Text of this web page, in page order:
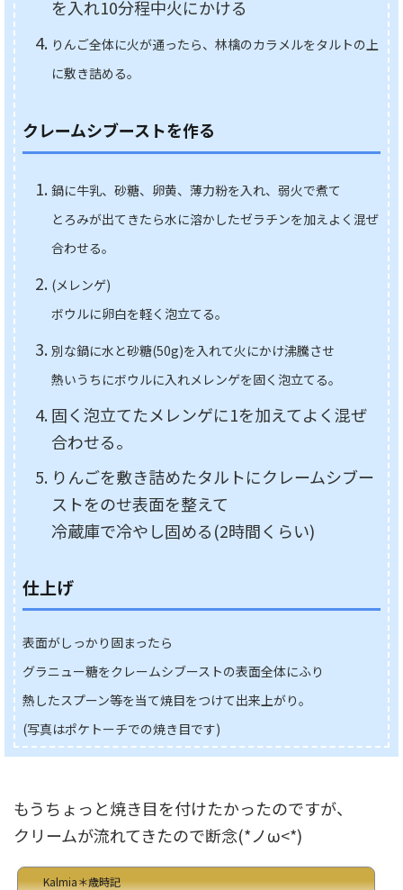
を入れ10分程中火にかける
りんご全体に火が通ったら、林檎のカラメルをタルトの上
に敷き詰める。
クレームシブーストを作る
鍋に牛乳、砂糖、卵黄、薄力粉を入れ、弱火で煮て
とろみが出てきたら水に溶かしたゼラチンを加えよく混ぜ
合わせる。
(メレンゲ)
ボウルに卵白を軽く泡立てる。
別な鍋に水と砂糖(50g)を入れて火にかけ沸騰させ
熱いうちにボウルに入れメレンゲを固く泡立てる。
固く泡立てたメレンゲに1を加えてよく混ぜ
合わせる。
りんごを敷き詰めたタルトにクレームシブー
ストをのせ表面を整えて
冷蔵庫で冷やし固める(2時間くらい)
仕上げ
表面がしっかり固まったら
グラニュー糖をクレームシブーストの表面全体にふり
熱したスプーン等を当て焼目をつけて出来上がり。
(写真はポケトーチでの焼き目です)
もうちょっと焼き目を付けたかったのですが、
クリームが流れてきたので断念(*ノω<*)
Kalmia＊歳時記